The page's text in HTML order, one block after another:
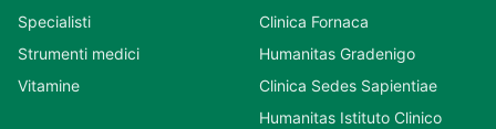
Specialisti
Strumenti medici
Vitamine
Clinica Fornaca
Humanitas Gradenigo
Clinica Sedes Sapientiae
Humanitas Istituto Clinico